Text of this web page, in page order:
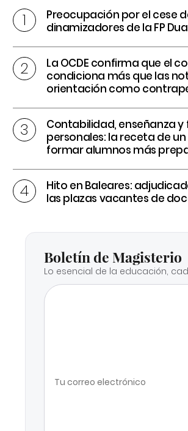
Preocupación por el cese
dinamizadores de la FP
La OCDE confirma que el
condiciona más que las
orientación como
Contabilidad, enseñanza y
personales: la receta de
formar alumnos más
Hito en Baleares:
las plazas vacantes de
Boletín de Magisterio
Lo esencial de la educación,